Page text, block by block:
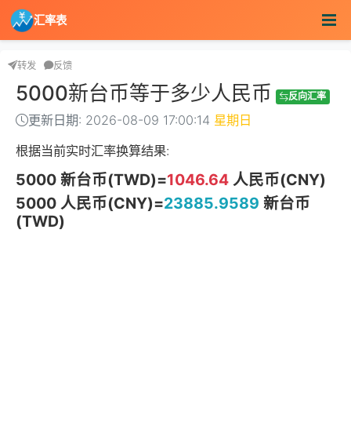
汇率表
转发 反馈
5000新台币等于多少人民币 反向汇率
更新日期: 2026-08-09 17:00:14 星期日
根据当前实时汇率换算结果:
5000 新台币(TWD)=1046.64人民币(CNY)
5000 人民币(CNY)=23885.9589 新台币
(TWD)